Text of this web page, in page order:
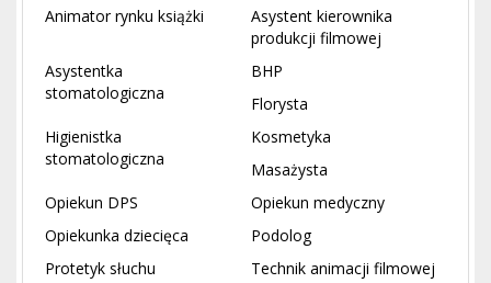
Animator rynku książki
Asystent kierownika
produkcji filmowej
Asystentka
stomatologiczna
BHP
Florysta
Higienistka
stomatologiczna
Kosmetyka
Masażysta
Opiekun DPS
Opiekun medyczny
Opiekunka dziecięca
Podolog
Protetyk słuchu
Technik animacji filmowej